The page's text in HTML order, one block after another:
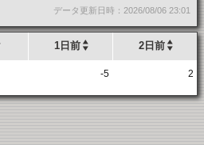
データ更新日時：2026/08/06 23:01
1日前 2日前
-5 2